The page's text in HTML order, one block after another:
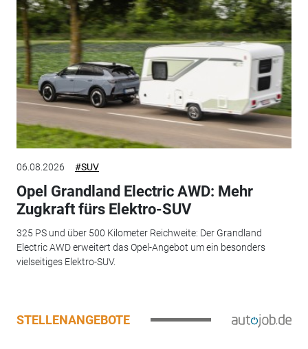
06.08.2026 #SUV
Opel Grandland Electric AWD: Mehr
Zugkraft fürs Elektro-SUV
325 PS und über 500 Kilometer Reichweite: Der Grandland
Electric AWD erweitert das Opel-Angebot um ein besonders
vielseitiges Elektro-SUV.
STELLENANGEBOTE